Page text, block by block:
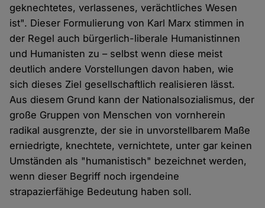
geknechtetes, verlassenes, verächtliches Wesen
ist". Dieser Formulierung von Karl Marx stimmen in
der Regel auch bürgerlich-liberale Humanistinnen
und Humanisten zu – selbst wenn diese meist
deutlich andere Vorstellungen davon haben, wie
sich dieses Ziel gesellschaftlich realisieren lässt.
Aus diesem Grund kann der Nationalsozialismus, der
große Gruppen von Menschen von vornherein
radikal ausgrenzte, der sie in unvorstellbarem Maße
erniedrigte, knechtete, vernichtete, unter gar keinen
Umständen als "humanistisch" bezeichnet werden,
wenn dieser Begriff noch irgendeine
strapazierfähige Bedeutung haben soll.